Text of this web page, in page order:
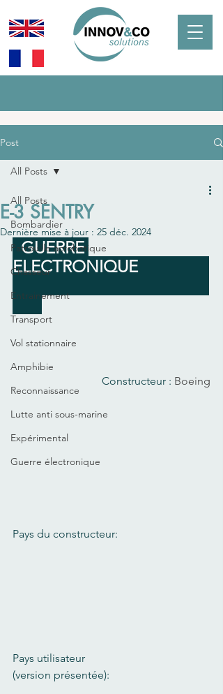
Post
All Posts
Bombardier
Patrouille acrobatique
Chasseur
Entrainement
Transport
Vol stationnaire
Amphibie
Reconnaissance
Lutte anti sous-marine
Expérimental
Guerre électronique
All Posts
E-3 SENTRY
Dernière mise à jour : 25 déc. 2024
  GUERRE
ELECTRONIQUE
Constructeur : Boeing
Pays du constructeur:
Pays utilisateur
(version présentée):